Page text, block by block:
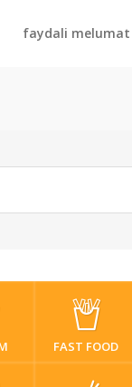
faydali melumat
FAST FOOD